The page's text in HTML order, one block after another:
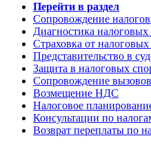
Перейти в раздел
Сопровождение
Диагностика налоговых
Страховка от налоговых
Представительство в
Защита в налоговых
Сопровождение
Возмещение НДС
Налоговое
Консультации по
Возврат переплаты по